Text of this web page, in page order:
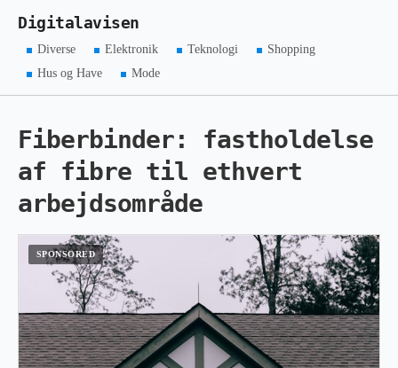
Digitalavisen
Diverse Elektronik Teknologi
Shopping
Hus og Have
Mode
Fiberbinder: fastholdelse
af fibre til ethvert
arbejdsområde